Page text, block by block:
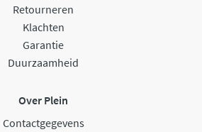
Retourneren
Klachten
Garantie
Duurzaamheid
Over Plein
Contactgegevens